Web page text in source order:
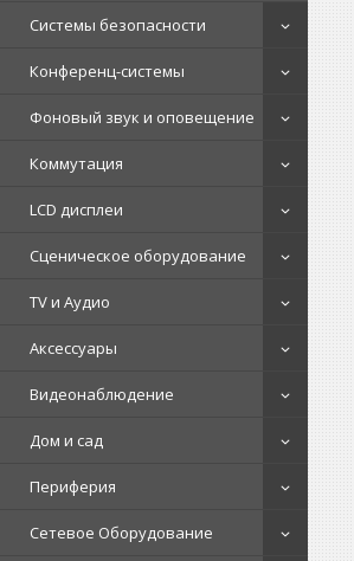
Системы безопасности
Конференц-системы
Фоновый звук и оповещение
Коммутация
LCD дисплеи
Сценическое оборудование
TV и Аудио
Аксессуары
Видеонаблюдение
Дом и сад
Периферия
Сетевое Оборудование